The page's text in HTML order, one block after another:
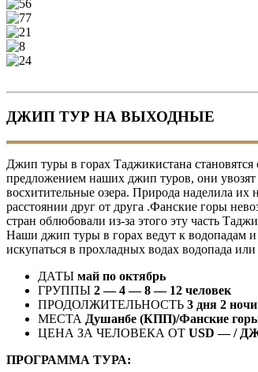
ДЖИП ТУР НА ВЫХОДНЫЕ
Джип туры в горах Таджикистана
предложением наших джип туров, они
восхитительные озера. Природа наделила их
расстоянии друг от друга .Фанские горы
стран облюбовали из-за этого эту часть
Наши джип туры в горах ведут к водопадам и
искупаться в прохладных водах водопада или
ДАТЫ май по октябрь
ГРУППЫ 2 — 4 — 8 — 12 человек
ПРОДОЛЖИТЕЛЬНОСТЬ 3 дня 2 ночи
МЕСТА Душанбе (КПП)/Фанские
ЦЕНА ЗА ЧЕЛОВЕКА ОТ USD — /
ПРОГРАММА ТУРА: